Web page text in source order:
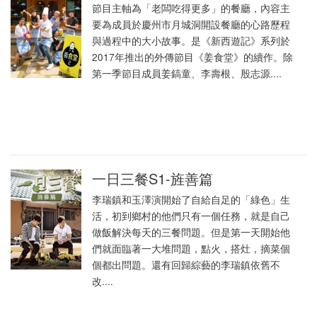
節目主軸為「老闆吃得更多」的餐廳，內容主
要為成員於慶州市月城洞開設餐廳的心路歷程
與過程中的大小故事。是《新西遊記》系列於
2017年推出的外傳節目《姜食堂》的續作。除
第一季節目成員姜鎬童、李壽根、殷志源....
一日三餐S1-旌善篇
李瑞鎮和玉澤演開始了自給自足的「綠色」生
活，初到鄉村的他們只有一個任務，就是自己
做飯解決每天的三餐問題。但是第一天開始他
們就面臨著一大堆問題，點火，搭灶，摘菜個
個都出問題。還有回歸綜藝的李瑞鎮依舊不
改....